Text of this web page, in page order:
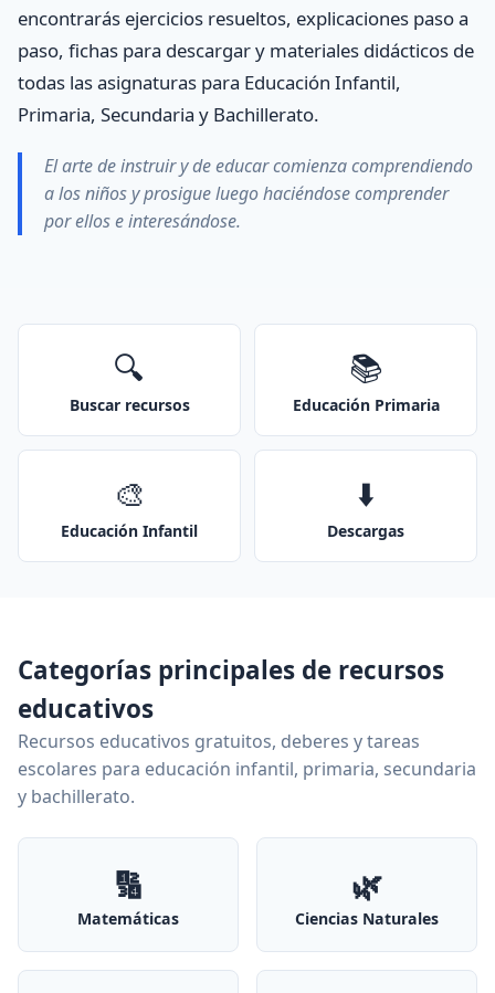
encontrarás ejercicios resueltos, explicaciones paso a
paso, fichas para descargar y materiales didácticos de
todas las asignaturas para Educación Infantil,
Primaria, Secundaria y Bachillerato.
El arte de instruir y de educar comienza comprendiendo
a los niños y prosigue luego haciéndose comprender
por ellos e interesándose.
🔍
Buscar recursos
📚
Educación Primaria
🎨
Educación Infantil
⬇️
Descargas
Categorías principales de recursos
educativos
Recursos educativos gratuitos, deberes y tareas
escolares para educación infantil, primaria, secundaria
y bachillerato.
🔢
Matemáticas
🌿
Ciencias Naturales